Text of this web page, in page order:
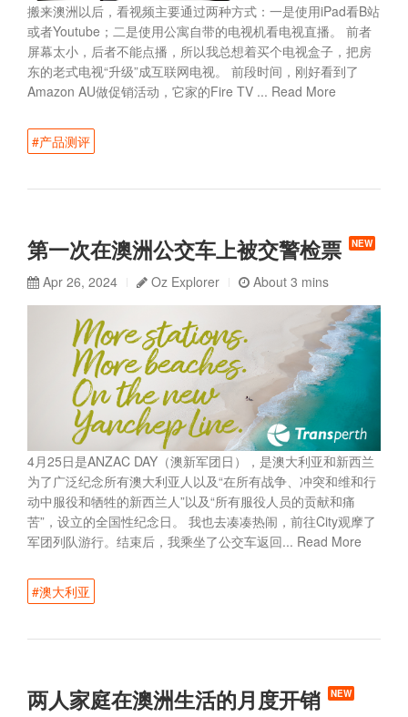
搬来澳洲以后，看视频主要通过两种方式：一是使用iPad看B站
或者Youtube；二是使用公寓自带的电视机看电视直播。 前者
屏幕太小，后者不能点播，所以我总想着买个电视盒子，把房
东的老式电视“升级”成互联网电视。 前段时间，刚好看到了
Amazon AU做促销活动，它家的Fire TV ... Read More
#产品测评
第一次在澳洲公交车上被交警检票 NEW
Apr 26, 2024 Oz Explorer About 3 mins
4月25日是ANZAC DAY（澳新军团日），是澳大利亚和新西兰
为了广泛纪念所有澳大利亚人以及“在所有战争、冲突和维和行
动中服役和牺牲的新西兰人”以及“所有服役人员的贡献和痛
苦”，设立的全国性纪念日。 我也去凑凑热闹，前往City观摩了
军团列队游行。结束后，我乘坐了公交车返回... Read More
#澳大利亚
两人家庭在澳洲生活的月度开销 NEW